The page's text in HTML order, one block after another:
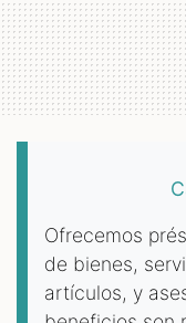
Ofrecemos
de bienes,
artículos, y